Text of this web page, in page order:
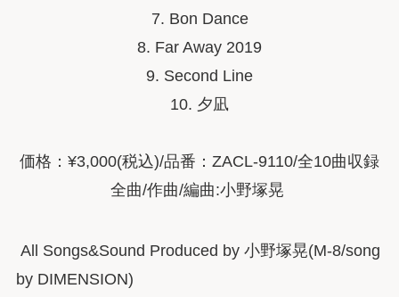
7. Bon Dance
8. Far Away 2019
9. Second Line
10. 夕凪
価格：¥3,000(税込)/品番：ZACL-9110/全10曲収録
全曲/作曲/編曲:小野塚晃
All Songs&Sound Produced by 小野塚晃(M-8/song
by DIMENSION)